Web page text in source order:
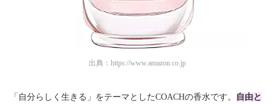
出典： https://www.amazon.co.jp
「自分らしく生きる」をテーマとしたCOACHの香水です。
自由と